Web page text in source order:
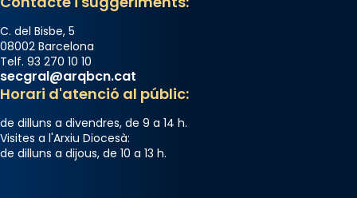
C. del Bisbe, 5
08002 Barcelona
Telf. 93 270 10 10
secgral@arqbcn.cat
Horari d'atenció al públic:
de dilluns a divendres, de 9 a 14 h.
Visites a l'Arxiu Diocesà:
de dilluns a dijous, de 10 a 13 h.